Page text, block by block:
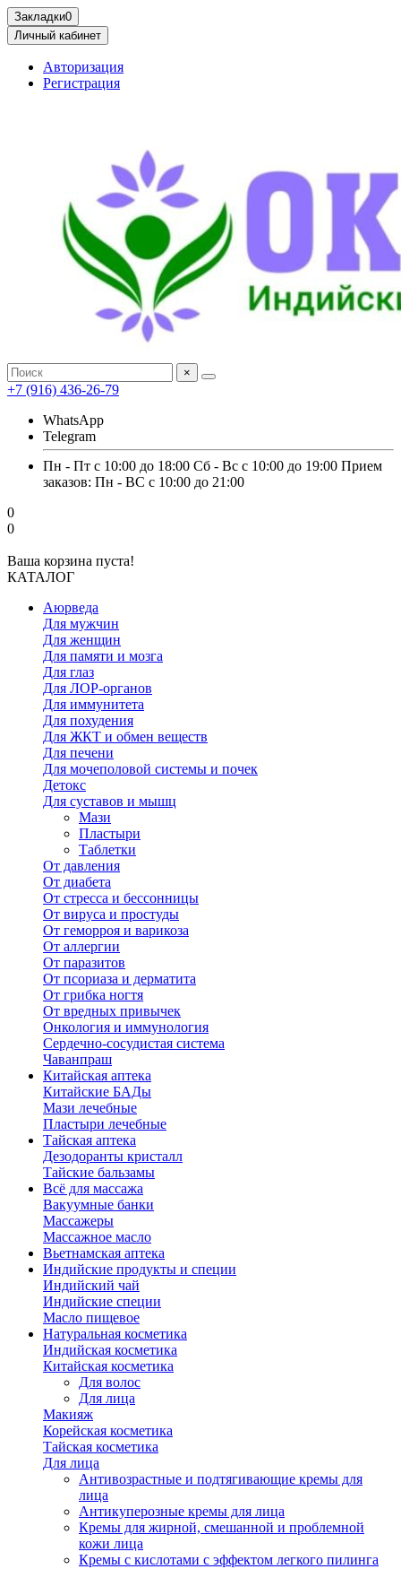
Закладки0
Личный кабинет
Авторизация
Регистрация
×
+7 (916) 436-26-79
WhatsApp
Telegram
Пн - Пт с 10:00 до 18:00 Сб - Вс с 10:00 до 19:00 Прием
заказов: Пн - ВС с 10:00 до 21:00
0
0
Ваша корзина пуста!
КАТАЛОГ
Аюрведа
Для мужчин
Для женщин
Для памяти и мозга
Для глаз
Для ЛОР-органов
Для иммунитета
Для похудения
Для ЖКТ и обмен веществ
Для печени
Для мочеполовой системы и почек
Детокс
Для суставов и мышц
Мази
Пластыри
Таблетки
От давления
От диабета
От стресса и бессонницы
От вируса и простуды
От геморроя и варикоза
От аллергии
От паразитов
От псориаза и дерматита
От грибка ногтя
От вредных привычек
Онкология и иммунология
Сердечно-сосудистая система
Чаванпраш
Китайская аптека
Китайские БАДы
Мази лечебные
Пластыри лечебные
Тайская аптека
Дезодоранты кристалл
Тайские бальзамы
Всё для массажа
Вакуумные банки
Массажеры
Массажное масло
Вьетнамская аптека
Индийские продукты и специи
Индийский чай
Индийские специи
Масло пищевое
Натуральная косметика
Индийская косметика
Китайская косметика
Для волос
Для лица
Макияж
Корейская косметика
Тайская косметика
Для лица
Антивозрастные и подтягивающие кремы для
лица
Антикуперозные кремы для лица
Кремы для жирной, смешанной и проблемной
кожи лица
Кремы с кислотами с эффектом легкого пилинга